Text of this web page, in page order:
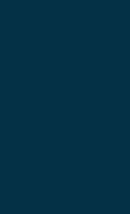
ostatnie
itp).
nie będziemy
dane są u
SERWISU
osobom